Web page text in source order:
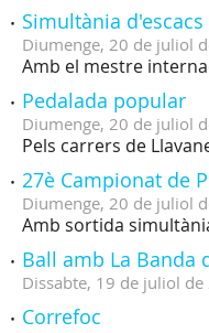
Simultània
Diumenge, 20 de juliol
Amb el mestre
Pedalada popular
Diumenge, 20 de juliol
Pels carrers de
27è Campionat de
Diumenge, 20 de juliol
Amb sortida
Ball amb La Banda
Dissabte, 19 de juliol de
Correfoc